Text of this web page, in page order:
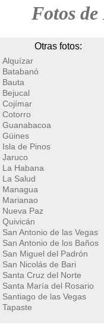
Fotos
Otras fotos:
Alquízar
Batabanó
Bauta
Bejucal
Cojímar
Cotorro
Guanabacoa
Güines
Isla de Pinos
Jaruco
La Habana
La Salud
Managua
Marianao
Nueva Paz
Quivicán
San Antonio de las Vegas
San Antonio de los Baños
San Miguel del Padrón
San Nicolás de Bari
Santa Cruz del Norte
Santa María del Rosario
Santiago de las Vegas
Tapaste